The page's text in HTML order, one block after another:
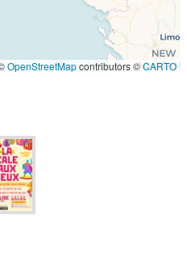
OpenStreetMapcontributors ©CARTO